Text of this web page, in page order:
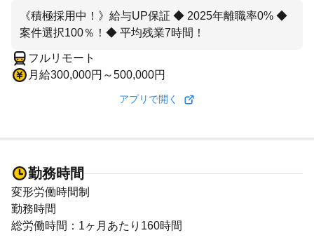
《積極採用中！》給与UP保証 ◆ 2025年離職率0% ◆
案件選択100％！◆ 平均残業7時間！
フルリモート
月給300,000円～500,000円
アプリで開く
勤務時間
変形労働時間制
勤務時間
総労働時間：1ヶ月あたり160時間